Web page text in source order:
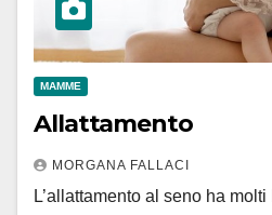
MAMME
Allattamento
MORGANA FALLACI
L’allattamento al seno ha